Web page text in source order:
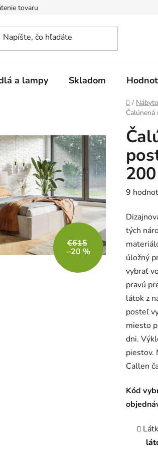
tovaru
a lampy Skladom
Domov
/
200
produktu
je
4,8
z
5
9
tých
úložný
vybrať
pravú
látok z
posteľ
miesto
dni.
piestov.
Callen
Kód
€615
–20 %